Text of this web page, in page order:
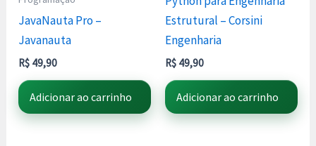
JavaNauta Pro –
Javanauta
R$ 49,90
Adicionar ao carrinho
Estrutural – Corsini
Engenharia
R$ 49,90
Adicionar ao carrinho